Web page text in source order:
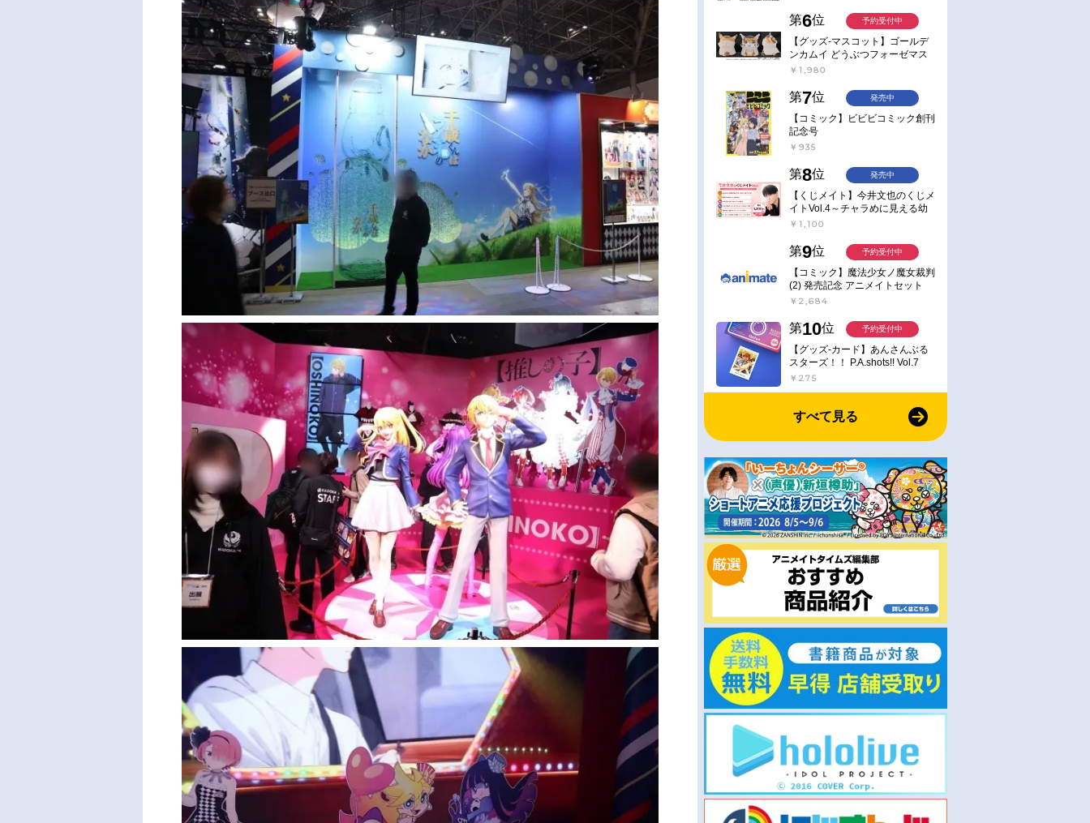
第6位
【グッズ-マスコット】ゴールデ
ンカムイ どうぶつフォーゼマス
コット 4.尾形百之助【再販】
￥1,980
予約受付中
第7位
【コミック】ビビビコミック創刊
記念号
￥935
発売中
第8位
【くじメイト】今井文也のくじメ
イトVol.4～チャラめに見える幼
馴染、実は一途で独占欲が強いん
￥1,100
発売中
第9位
【コミック】魔法少女ノ魔女裁判
(2) 発売記念 アニメイトセット
【アクリルスタンド2種セット購
産】
￥2,684
予約受付中
第10位
【グッズ-カード】あんさんぶる
スターズ！！ P.A.shots!! Vol.7
Action
￥275
予約受付中
すべて見る